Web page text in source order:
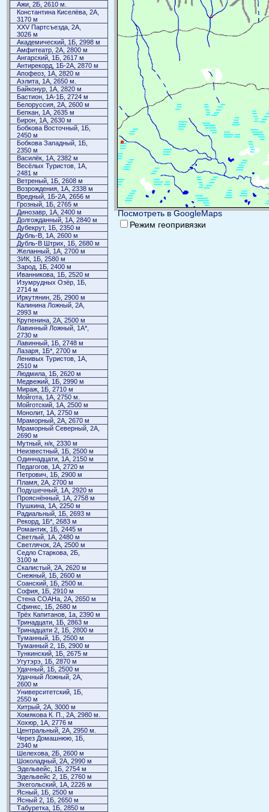
Ажи, 2Б, 2610 м.
Константина Киселёва, 2А,
3170 м
XXV Партсъезда, 2А,
3026 м
Академический, 1Б, 2998 м
Амфитеатр, 2А, 2800 м
Ангарский, 1Б, 2617 м
Антирекорд, 1Б-2А, 2870 м
Апофеоз, 1А, 2820 м
Аэлита, 1А, 2650 м.
Байконур, 1А, 2820 м
Бастион, 1А-1Б, 2724 м
Белоруссия, 2А, 2600 м
Бепкан, 1А, 2635 м
Бирон, 1А, 2630 м
Бобкова Восточный, 1Б,
2450 м
Бобкова Западный, 1Б,
2350 м
Василёк, 1А, 2382 м
Весёлых Туристов, 1А,
2481 м
Ветреный, 1Б, 2608 м
Возрождения, 1А, 2338 м
Вредный, 1Б-2А, 2656 м
Грозный, 1Б, 2765 м
Динозавр, 1А, 2400 м
Долгожданный, 1А, 2840 м
Дубекрут, 1Б, 2350 м
Дубль-В, 1А, 2600 м
Дубль-В Штрих, 1Б, 2680 м
Желанный, 1А, 2700 м
ЗИК, 1Б, 2580 м
Зарод, 1Б, 2400 м
Иванникова, 1Б, 2520 м
Изумрудных Озёр, 1Б,
2714 м
Иркутянин, 2Б, 2900 м
Калинина Ложный, 2А,
2993 м
Крупенина, 2А, 2500 м
Лавинный Ложный, 1А*,
2730 м
Лавинный, 1Б, 2748 м
Лазаря, 1Б*, 2700 м
Ленивых Туристов, 1А,
2510 м
Людмила, 1Б, 2620 м
Медвежий, 1Б, 2990 м
Мираж, 1Б, 2710 м
Мойгота, 1А, 2750 м.
Мойготский, 1А, 2500 м
Монолит, 1А, 2750 м
Мраморный, 2А, 2670 м
Мраморный Северный, 2А,
2690 м
Мутный, н/к, 2330 м
Неизвестный, 1Б, 2500 м
Одиннадцати, 1А, 2150 м
Педагогов, 1А, 2720 м
Петрович, 1Б, 2900 м
Пламя, 2А, 2700 м
Подушечный, 1А, 2920 м
Прояснённый, 1А, 2758 м
Пушкина, 1А, 2250 м
Радиальный, 1Б, 2693 м
Рекорд, 1Б*, 2683 м
Романтик, 1Б, 2445 м
Светлый, 1А, 2480 м
Светлячок, 2А, 2500 м
Седло Старкова, 2Б,
3100 м
Скалистый, 2А, 2620 м
Снежный, 1Б, 2600 м
Соанский, 1Б, 2500 м.
София, 1Б, 2910 м
Стена СОАНа, 2А, 2650 м
Сфинкс, 1Б, 2680 м
Трёх Капитанов, 1а, 2390 м
Тринадцати, 1Б, 2863 м
Тринадцати 2, 1Б, 2800 м
Туманный, 1Б, 2500 м
Туманный 2, 1Б, 2900 м
Тункинский, 1Б, 2675 м
Угутэрэ, 1Б, 2870 м
Удачный, 1Б, 2500 м
Удачный Ложный, 2А,
2600 м
Университетский, 1Б,
2550 м
Хитрый, 2А, 3000 м
Хомякова К. П., 2А, 2980 м.
Хохюр, 1А, 2776 м
Центральный, 2А, 2950 м.
Через Домашнюю, 1Б,
2340 м
Шелехова, 2Б, 2600 м
Шоколадный, 2А, 2990 м
Эдельвейс, 1Б, 2754 м
Эдельвейс 2, 1Б, 2760 м
Эхегольский, 1А, 2226 м
Ясный, 1Б, 2500 м
Ясный 2, 1Б, 2650 м
Табуретка, 1Б, 2850 м
Посмотреть в GoogleMaps
Режим геопривязки